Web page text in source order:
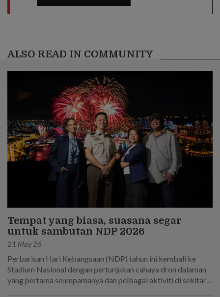
ALSO READ IN COMMUNITY
Tempat yang biasa, suasana segar
untuk sambutan NDP 2026
21 May 26
Perbarisan Hari Kebangsaan (NDP) tahun ini kembali ke
Stadium Nasional dengan pertunjukan cahaya dron dalaman
yang pertama seumpamanya dan pelbagai aktiviti di sekitar